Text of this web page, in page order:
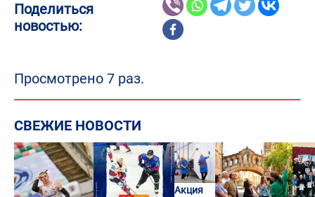
Поделиться
новостью:
Просмотрено 7 раз.
СВЕЖИЕ НОВОСТИ
Акция